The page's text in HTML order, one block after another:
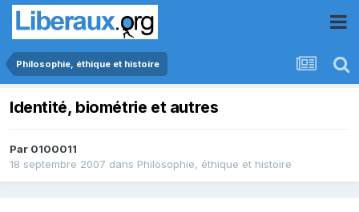
Philosophie, éthique et histoire
Identité, biométrie et autres
Par 0100011
18 septembre 2007 dans Philosophie, éthique et histoire